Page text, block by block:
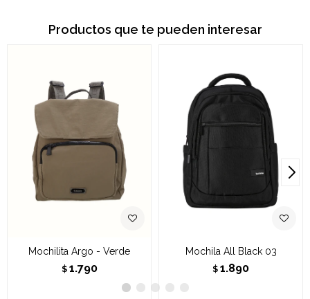
Productos que te pueden interesar
Mochilita Argo - Verde
$ 1.790
Mochila All Black 03
$ 1.890